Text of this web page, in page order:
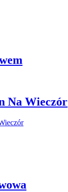
Na Wieczór